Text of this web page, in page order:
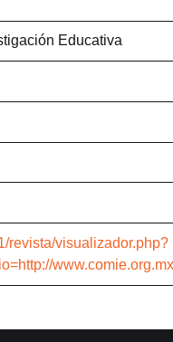
Educativa
revista/visualizador.php?